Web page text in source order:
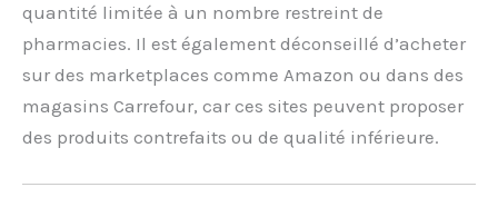
quantité limitée à un nombre restreint de
pharmacies. Il est également déconseillé d’acheter
sur des marketplaces comme Amazon ou dans des
magasins Carrefour, car ces sites peuvent proposer
des produits contrefaits ou de qualité inférieure.